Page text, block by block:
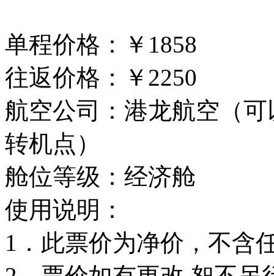
单程价格：￥1858
往返价格：￥2250
航空公司：港龙航空（
转机点）
舱位等级：经济舱
使用说明：
1．此票价为净价，不含